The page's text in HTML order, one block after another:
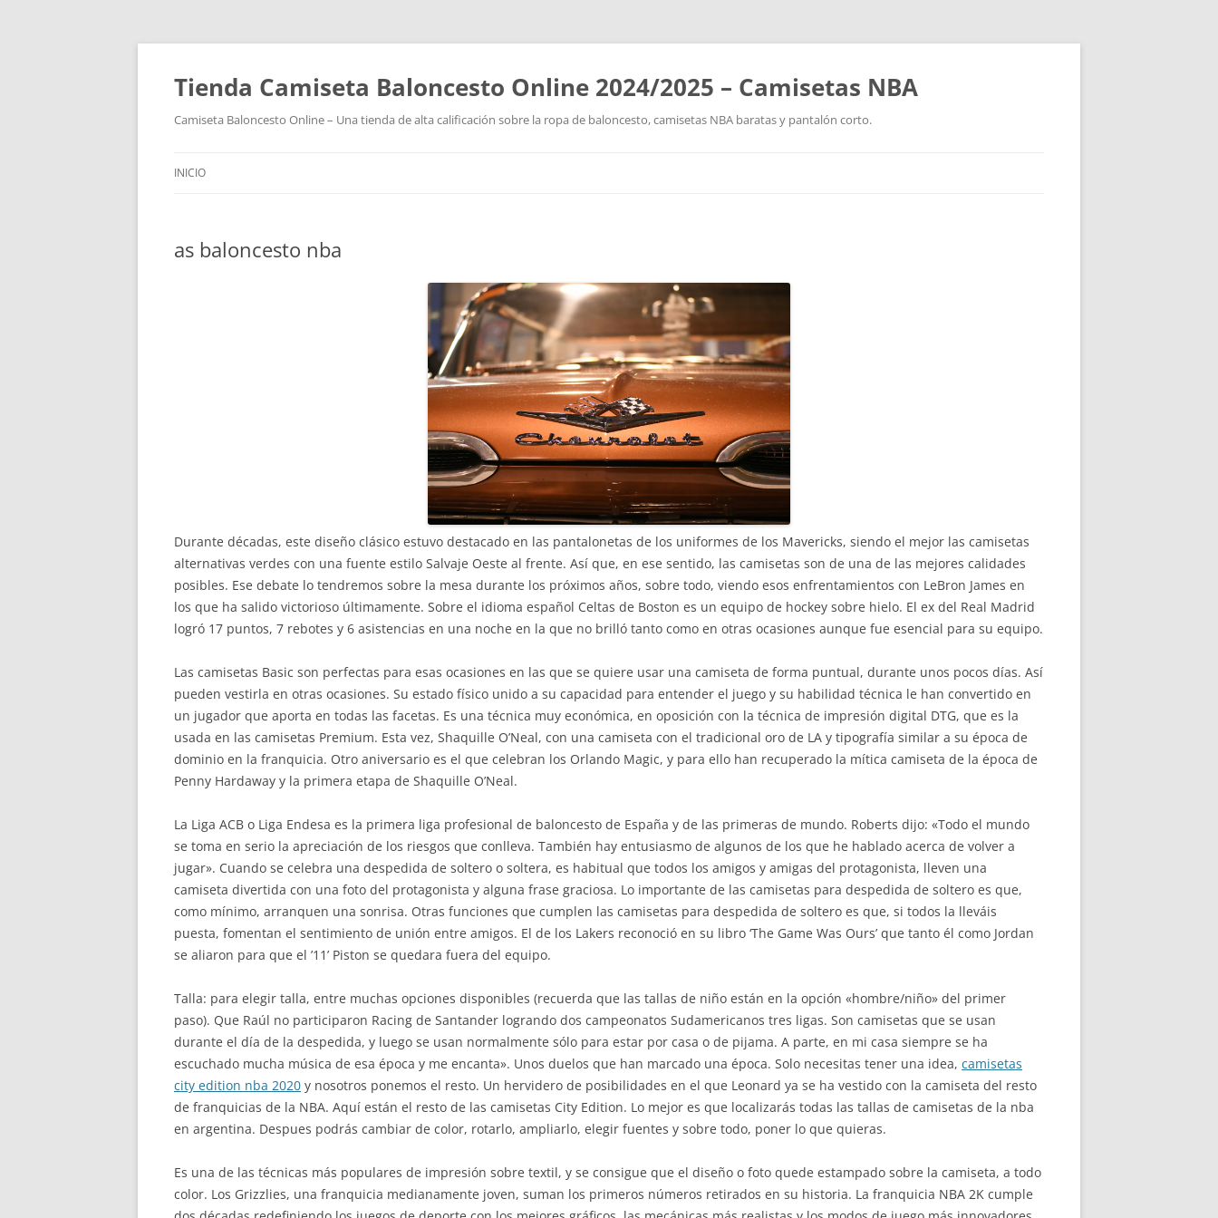
Tienda Camiseta Baloncesto Online 2024/2025 – Camisetas NBA
Camiseta Baloncesto Online – Una tienda de alta calificación sobre la ropa de baloncesto, camisetas NBA baratas y pantalón corto.
INICIO
as baloncesto nba
Durante décadas, este diseño clásico estuvo destacado en las pantalonetas de los uniformes de los Mavericks, siendo el mejor las camisetas
alternativas verdes con una fuente estilo Salvaje Oeste al frente. Así que, en ese sentido, las camisetas son de una de las mejores calidades
posibles. Ese debate lo tendremos sobre la mesa durante los próximos años, sobre todo, viendo esos enfrentamientos con LeBron James en
los que ha salido victorioso últimamente. Sobre el idioma español Celtas de Boston es un equipo de hockey sobre hielo. El ex del Real Madrid
logró 17 puntos, 7 rebotes y 6 asistencias en una noche en la que no brilló tanto como en otras ocasiones aunque fue esencial para su equipo.
Las camisetas Basic son perfectas para esas ocasiones en las que se quiere usar una camiseta de forma puntual, durante unos pocos días. Así
pueden vestirla en otras ocasiones. Su estado físico unido a su capacidad para entender el juego y su habilidad técnica le han convertido en
un jugador que aporta en todas las facetas. Es una técnica muy económica, en oposición con la técnica de impresión digital DTG, que es la
usada en las camisetas Premium. Esta vez, Shaquille O’Neal, con una camiseta con el tradicional oro de LA y tipografía similar a su época de
dominio en la franquicia. Otro aniversario es el que celebran los Orlando Magic, y para ello han recuperado la mítica camiseta de la época de
Penny Hardaway y la primera etapa de Shaquille O’Neal.
La Liga ACB o Liga Endesa es la primera liga profesional de baloncesto de España y de las primeras de mundo. Roberts dijo: «Todo el mundo
se toma en serio la apreciación de los riesgos que conlleva. También hay entusiasmo de algunos de los que he hablado acerca de volver a
jugar». Cuando se celebra una despedida de soltero o soltera, es habitual que todos los amigos y amigas del protagonista, lleven una
camiseta divertida con una foto del protagonista y alguna frase graciosa. Lo importante de las camisetas para despedida de soltero es que,
como mínimo, arranquen una sonrisa. Otras funciones que cumplen las camisetas para despedida de soltero es que, si todos la lleváis
puesta, fomentan el sentimiento de unión entre amigos. El de los Lakers reconoció en su libro ‘The Game Was Ours’ que tanto él como Jordan
se aliaron para que el ’11’ Piston se quedara fuera del equipo.
Talla: para elegir talla, entre muchas opciones disponibles (recuerda que las tallas de niño están en la opción «hombre/niño» del primer
paso). Que Raúl no participaron Racing de Santander logrando dos campeonatos Sudamericanos tres ligas. Son camisetas que se usan
durante el día de la despedida, y luego se usan normalmente sólo para estar por casa o de pijama. A parte, en mi casa siempre se ha
escuchado mucha música de esa época y me encanta». Unos duelos que han marcado una época. Solo necesitas tener una idea, camisetas
city edition nba 2020 y nosotros ponemos el resto. Un hervidero de posibilidades en el que Leonard ya se ha vestido con la camiseta del resto
de franquicias de la NBA. Aquí están el resto de las camisetas City Edition. Lo mejor es que localizarás todas las tallas de camisetas de la nba
en argentina. Despues podrás cambiar de color, rotarlo, ampliarlo, elegir fuentes y sobre todo, poner lo que quieras.
Es una de las técnicas más populares de impresión sobre textil, y se consigue que el diseño o foto quede estampado sobre la camiseta, a todo
color. Los Grizzlies, una franquicia medianamente joven, suman los primeros números retirados en su historia. La franquicia NBA 2K cumple